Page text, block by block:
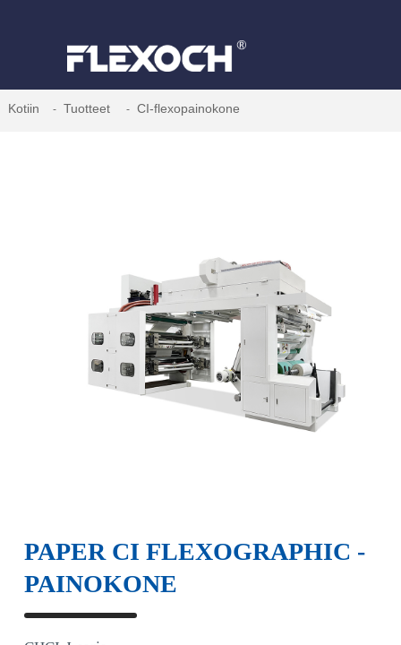
Kotiin Tuotteet CI-flexopainokone
PAPER CI FLEXOGRAPHIC -
PAINOKONE